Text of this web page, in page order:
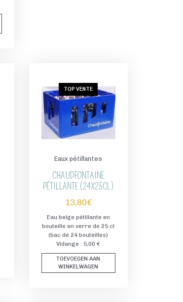
TOP VENTE
Eaux pétillantes
CHAUDFONTAINE
PÉTILLANTE (24X25CL)
13,80€
Eau belge pétillante en
bouteille en verre de 25 cl
(bac de 24 bouteilles)
Vidange : 5,00 €
TOEVOEGEN AAN
WINKELWAGEN